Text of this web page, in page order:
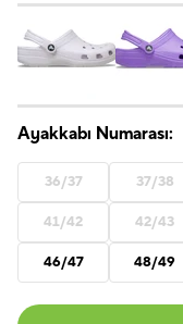
Ayakkabı Numarası:
36/37 37/38
41/42 42/43
46/47 48/49